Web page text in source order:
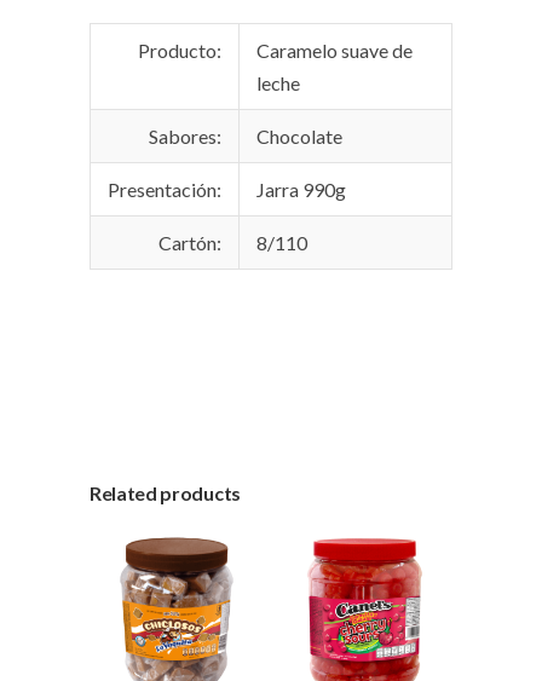
Producto:
Caramelo suave de
leche
Sabores: Chocolate
Presentación: Jarra 990g
Cartón: 8/110
Related products